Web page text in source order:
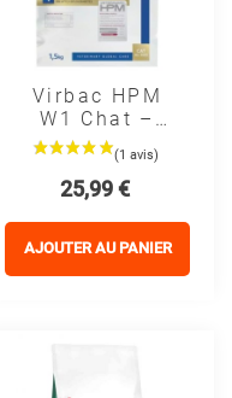
Virbac HPM
W1 Chat –
Croquettes
Weight Loss &
Diabète
Prix
25,99 €
AJOUTER AU PANIER